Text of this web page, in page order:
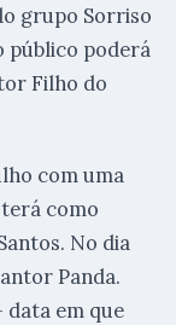
grupo Sorriso
público poderá
Filho do
com uma
como
No dia
Panda.
data em que